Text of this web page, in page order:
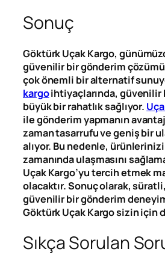
Sonuç
Göktürk Uçak Kargo,
güvenilir bir gönderim
çok önemli bir alternatif
kargoihtiyaçlarında, güvenilir
büyük bir rahatlık sağlıyor.
ile gönderim yapmanın
zaman tasarrufu ve geniş bir
alıyor. Bu nedenle,
zamanında ulaşmasını
Uçak Kargo’yu tercih etmek
olacaktır. Sonuç olarak,
güvenilir bir gönderim
Göktürk Uçak Kargo sizin için
Sıkça Sorulan